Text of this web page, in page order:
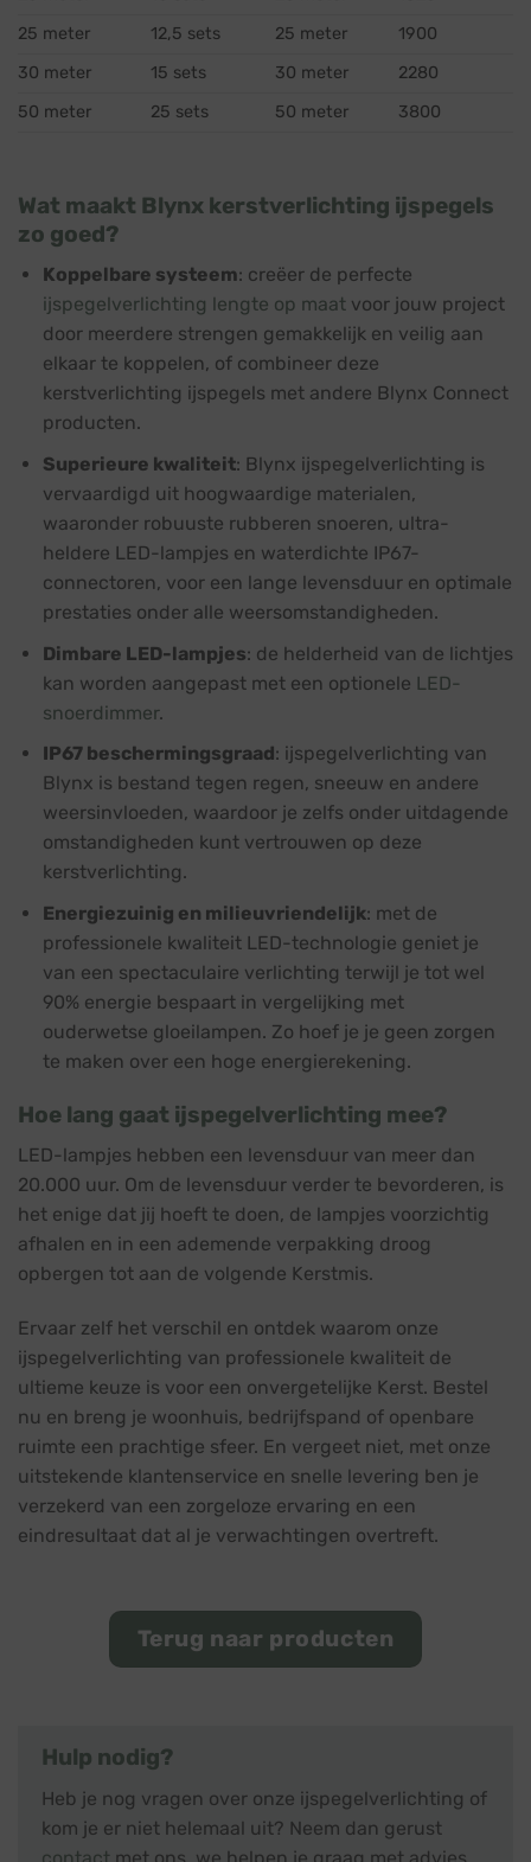
25 meter
12,5 sets 25 meter
1900
30 meter
15 sets 30 meter
2280
50 meter
25 sets 50 meter 3800
Wat maakt Blynx kerstverlichting ijspegels
zo goed?
Koppelbare systeem: creëer de perfecte
ijspegelverlichting lengte op maatvoor jouw project
door meerdere strengen gemakkelijk en veilig aan
elkaar te koppelen, of combineer deze
kerstverlichting ijspegels met andere Blynx Connect
producten.
Superieure kwaliteit: Blynx ijspegelverlichting is
vervaardigd uit hoogwaardige materialen,
waaronder robuuste rubberen snoeren, ultra-
heldere LED-lampjes en waterdichte IP67-
connectoren, voor een lange levensduur en optimale
prestaties onder alle weersomstandigheden.
Dimbare LED-lampjes: de helderheid van de lichtjes
kan worden aangepast met een optionele LED-
snoerdimmer.
IP67 beschermingsgraad: ijspegelverlichting van
Blynx is bestand tegen regen, sneeuw en andere
weersinvloeden, waardoor je zelfs onder uitdagende
omstandigheden kunt vertrouwen op deze
kerstverlichting.
Energiezuinig en milieuvriendelijk: met de
professionele kwaliteit LED-technologie geniet je
van een spectaculaire verlichting terwijl je tot wel
90% energie bespaart in vergelijking met
ouderwetse gloeilampen. Zo hoef je je geen zorgen
te maken over een hoge energierekening.
Hoe lang gaat ijspegelverlichting mee?
LED-lampjes hebben een levensduur van meer dan
20.000 uur. Om de levensduur verder te bevorderen, is
het enige dat jij hoeft te doen, de lampjes voorzichtig
afhalen en in een ademende verpakking droog
opbergen tot aan de volgende Kerstmis.
Ervaar zelf het verschil en ontdek waarom onze
ijspegelverlichting van professionele kwaliteit de
ultieme keuze is voor een onvergetelijke Kerst. Bestel
nu en breng je woonhuis, bedrijfspand of openbare
ruimte een prachtige sfeer. En vergeet niet, met onze
uitstekende klantenservice en snelle levering ben je
verzekerd van een zorgeloze ervaring en een
eindresultaat dat al je verwachtingen overtreft.
Terug naar producten
Hulp nodig?
Heb je nog vragen over onze ijspegelverlichting of
kom je er niet helemaal uit? Neem dan gerust
contact met ons, we helpen je graag met advies.